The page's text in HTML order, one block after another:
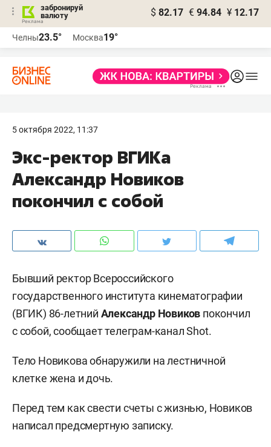
забронируй
валюту
$ 82.17 € 94.84 ¥ 12.17
Челны23.5° Москва19°
5 октября 2022, 11:37
Экс-ректор ВГИКа
Александр Новиков
покончил с собой
Бывший ректор Всероссийского
государственного института кинематографии
(ВГИК) 86-летний Александр Новиков покончил
с собой, сообщает телеграм-канал Shot.
Тело Новикова обнаружили на лестничной
клетке жена и дочь.
Перед тем как свести счеты с жизнью, Новиков
написал предсмертную записку.